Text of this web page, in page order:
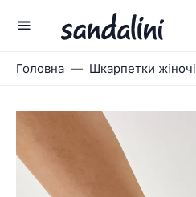
Головна Шкарпетки жіночі